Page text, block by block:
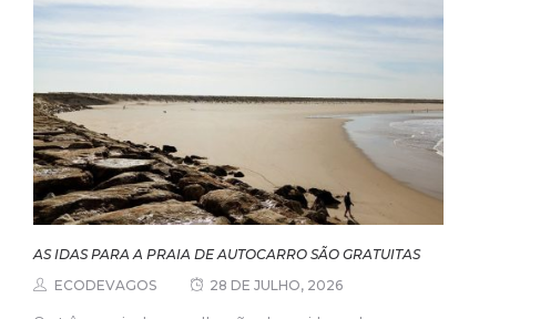
AS IDAS PARA A PRAIA DE AUTOCARRO SÃO GRATUITAS
ECODEVAGOS
28 DE JULHO, 2026